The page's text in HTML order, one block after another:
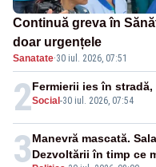
Continuă greva în
doar urgențele
Sanatate·30 iul. 2026, 07:51
2Social -30 iul. 2026, 07:54
Fermierii ies în
3Manevră mascată.
Dezvoltării în timp ce